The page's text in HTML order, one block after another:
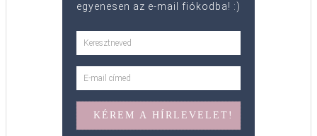
egyenesen az e-mail fiókodba! :)